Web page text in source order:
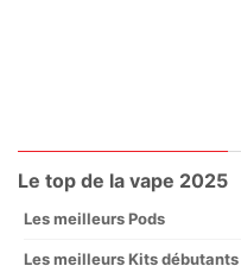
Le top de la vape 2025
Les meilleurs Pods
Les meilleurs Kits débutants